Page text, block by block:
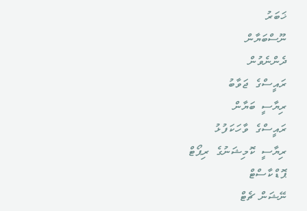
ޚަބަރު
ނޫސްބަޔާން
ދެންނެވުން
ރައީސްގެ ޖަވާބު
ރިޔާސީ ބަޔާން
ރައީސްގެ ވާހަކަފުޅު
ރިޔާސީ ކޮމިޝަނުގެ ރިޕޯޓް
ޕޮޑްކާސްޓް
ނޭޝަން ޗެޓް